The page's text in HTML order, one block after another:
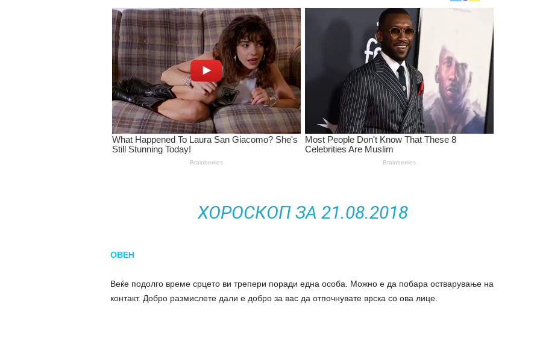
ХОРОСКОП ЗА 21.08.2018
ОВЕН
Веќе подолго време срцето ви трепери поради една особа. Можно е да побара остварување на
контакт. Добро размислете дали е добро за вас да отпочнувате врска со ова лице.